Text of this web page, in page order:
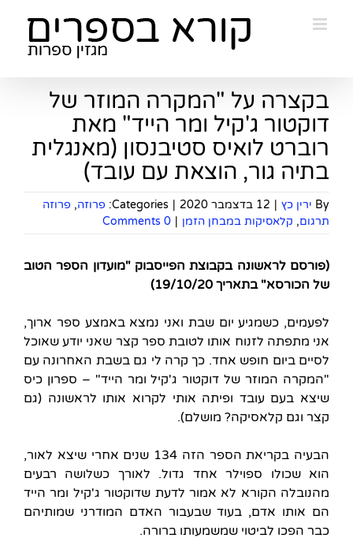
בקצרה על "המקרה המוזר של
דוקטור ג'קיל ומר הייד" מאת
רוברט לואיס סטיבנסון (מאנגלית
בתיה גור, הוצאת עם עובד)
By ירין כץ | 12 בדצמבר 2020 |
Categories: פרוזה, פרוזה
תרגום, קלאסיקות במבחן הזמן |
0 Comments
(פורסם לראשונה בקבוצת הפייסבוק "מועדון הספר הטוב
של הכורסא" בתאריך 19/10/20)
לפעמים, כשמגיע יום שבת ואני נמצא באמצע ספר ארוך,
אני מתפתה לזנוח אותו לטובת ספר קצר שאני יודע שאוכל
לסיים ביום חופש אחד. כך קרה לי גם בשבת האחרונה עם
"המקרה המוזר של דוקטור ג'קיל ומר הייד" – ספרון כיס
שיצא בעם עובד ופיתה אותי לקרוא אותו לראשונה (גם
קצר וגם קלאסיקה? מושלם).
הבעיה בקריאת הספר הזה 134 שנים אחרי שיצא לאור,
הוא שכולו ספוילר אחד גדול. לאורך כשלושה רבעים
מהנובלה הקורא לא אמור לדעת שדוקטור ג'קיל ומר הייד
הם אותו אדם, בעוד שבעבור האדם המודרני שמותיהם
כבר הפכו לביטוי שמשמעותו ברורה.